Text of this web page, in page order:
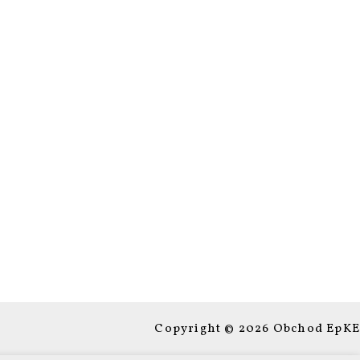
Copyright © 2026 Obchod EpKE